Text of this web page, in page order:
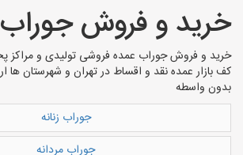
استان ها
خرید و فروش جوراب
خرید و فروش جوراب عمده فروشی تولیدی و مراکز
کف بازار عمده نقد و اقساط در تهران و شهرستان ها
بدون واسطه
جوراب زنانه
جوراب مردانه